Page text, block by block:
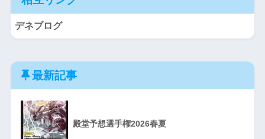
デネブログ
最新記事
殿堂予想選手権2026春夏